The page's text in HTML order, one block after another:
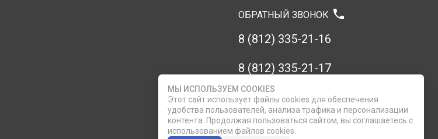
ОБРАТНЫЙ ЗВОНОК phone
8 (812) 335-21-16
8 (812) 335-21-17
7 (911) 947-43-48
МЫ ИСПОЛЬЗУЕМ COOKIES
Этот сайт использует файлы cookies для обеспечения
удобства пользователей, анализа трафика и персонализации
контента. Продолжая пользоваться сайтом, вы соглашаетесь с
использованием файлов cookies.